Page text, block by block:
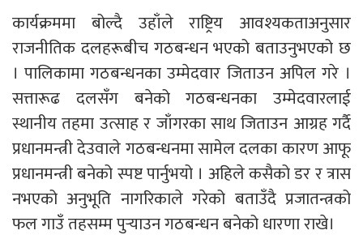
कार्यक्रममा बोल्दै उहाँले राष्ट्रिय आवश्यकताअनुसार
राजनीतिक दलहरूबीच गठबन्धन भएको बताउनुभएको छ
। पालिकामा गठबन्धनका उम्मेदवार जिताउन अपिल गरे ।
सत्तारूढ दलसँग बनेको गठबन्धनका उम्मेदवारलाई
स्थानीय तहमा उत्साह र जाँगरका साथ जिताउन आग्रह गर्दै
प्रधानमन्त्री देउवाले गठबन्धनमा सामेल दलका कारण आफू
प्रधानमन्त्री बनेको स्पष्ट पार्नुभयो । अहिले कसैको डर र त्रास
नभएको अनुभूति नागरिकाले गरेको बताउँदै प्रजातन्त्रको
फल गाउँ तहसम्म पुर्‍याउन गठबन्धन बनेको धारणा राखे।